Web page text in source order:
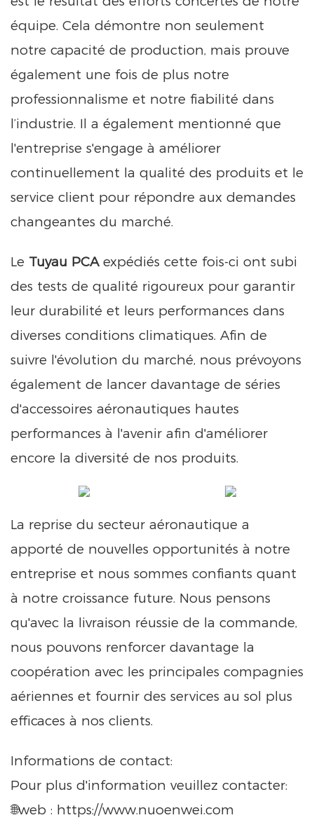
équipe. Cela démontre non seulement
notre capacité de production, mais prouve
également une fois de plus notre
professionnalisme et notre fiabilité dans
l’industrie. Il a également mentionné que
l'entreprise s'engage à améliorer
continuellement la qualité des produits et le
service client pour répondre aux demandes
changeantes du marché.
Le Tuyau PCA expédiés cette fois-ci ont subi
des tests de qualité rigoureux pour garantir
leur durabilité et leurs performances dans
diverses conditions climatiques. Afin de
suivre l'évolution du marché, nous prévoyons
également de lancer davantage de séries
d'accessoires aéronautiques hautes
performances à l'avenir afin d'améliorer
encore la diversité de nos produits.
La reprise du secteur aéronautique a
apporté de nouvelles opportunités à notre
entreprise et nous sommes confiants quant
à notre croissance future. Nous pensons
qu'avec la livraison réussie de la commande,
nous pouvons renforcer davantage la
coopération avec les principales compagnies
aériennes et fournir des services au sol plus
efficaces à nos clients.
Informations de contact:
Pour plus d'information veuillez contacter:
🌐web : https://www.nuoenwei.com